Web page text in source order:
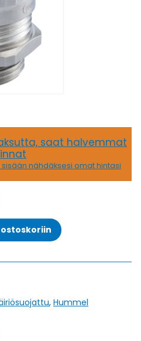
saat halvemmat
sisään nähdäksesi omat hintasi
ostoskoriin
, Hummel